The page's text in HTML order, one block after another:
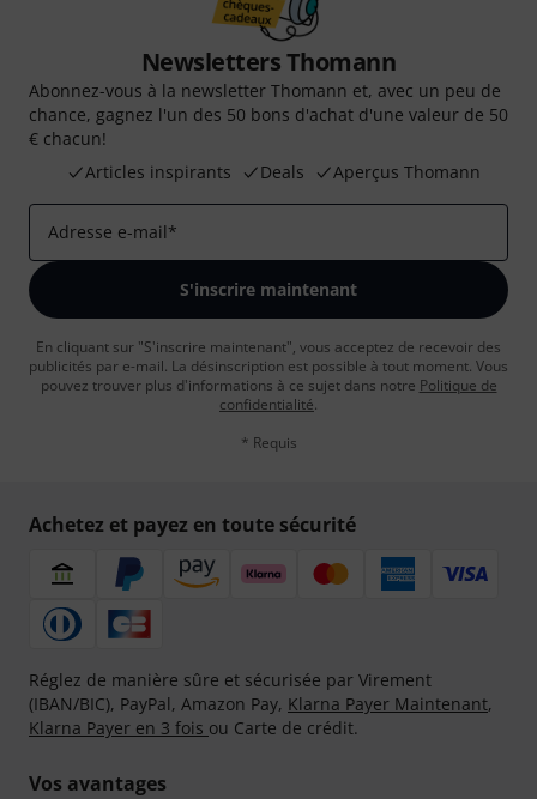
Newsletters Thomann
Abonnez-vous à la newsletter Thomann et, avec un peu de
chance, gagnez l'un des 50 bons d'achat d'une valeur de 50
€ chacun!
Articles inspirants
Deals Aperçus Thomann
Adresse e-mail*
S'inscrire maintenant
En cliquant sur "S'inscrire maintenant", vous acceptez de recevoir des
publicités par e-mail. La désinscription est possible à tout moment. Vous
pouvez trouver plus d'informations à ce sujet dans notre Politique de
confidentialité.
* Requis
Achetez et payez en toute sécurité
Réglez de manière sûre et sécurisée par Virement
(IBAN/BIC), PayPal, Amazon Pay, Klarna Payer Maintenant,
Klarna Payer en 3 fois ou Carte de crédit.
Vos avantages